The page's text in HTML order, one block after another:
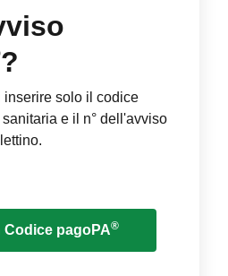
?
inserire solo il codice
e il n° dell'avviso
Codice pagoPA®